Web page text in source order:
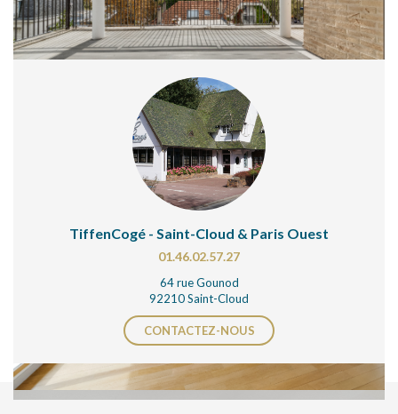
Partager :
TiffenCogé - Saint-Cloud & Paris Ouest
01.46.02.57.27
64 rue Gounod
92210 Saint-Cloud
CONTACTEZ-NOUS